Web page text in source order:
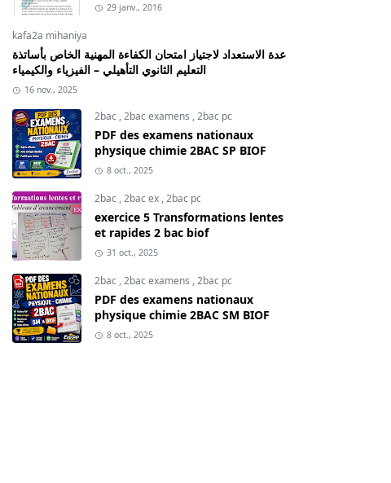
29 janv., 2016
kafa2a mihaniya
عدة الاستعداد لاجتياز امتحان الكفاءة المهنية الخاص بأساتذة
التعليم الثانوي التأهيلي – الفيزياء والكيمياء
16 nov., 2025
2bac,2bac examens ,2bac pc
PDF des examens nationaux
physique chimie 2BAC SP BIOF
8 oct., 2025
2bac,2bac ex,2bac pc
exercice 5 Transformations lentes
et rapides 2 bac biof
31 oct., 2025
2bac,2bac examens ,2bac pc
PDF des examens nationaux
physique chimie 2BAC SM BIOF
8 oct., 2025